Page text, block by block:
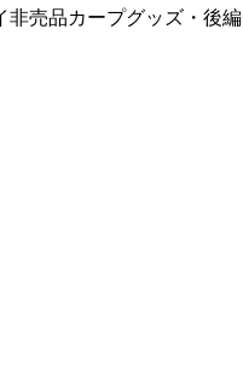
売品カープグッズ・後編